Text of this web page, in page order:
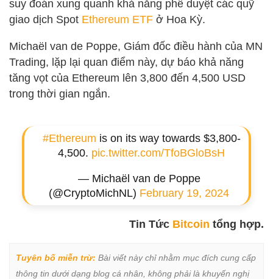
suy đoán xung quanh khả năng phê duyệt các quỹ
giao dịch Spot Ethereum ETF ở Hoa Kỳ.
Michaël van de Poppe, Giám đốc điều hành của MN
Trading, lặp lại quan điểm này, dự báo khả năng
tăng vọt của Ethereum lên 3,800 đến 4,500 USD
trong thời gian ngắn.
#Ethereum is on its way towards $3,800-
4,500. pic.twitter.com/TfoBGloBsH
— Michaël van de Poppe
(@CryptoMichNL) February 19, 2024
Tin Tức Bitcoin tổng hợp.
Tuyên bố miễn trừ: Bài viết này chỉ nhằm mục đích cung cấp
thông tin dưới dạng blog cá nhân, không phải là khuyến nghị